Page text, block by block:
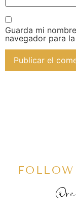
Guarda mi
navegador para